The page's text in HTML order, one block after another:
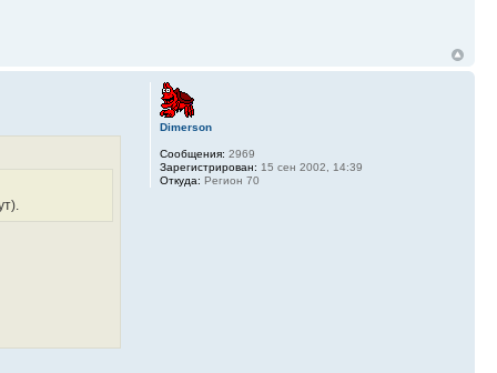
Dimerson
Сообщения: 2969
Зарегистрирован: 15 сен 2002, 14:39
Откуда: Регион 70